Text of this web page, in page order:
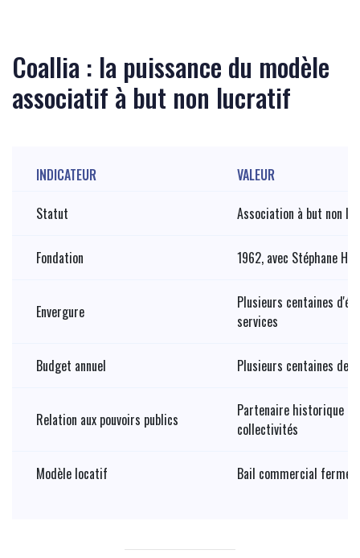
Coallia : la puissance du modèle
associatif à but non lucratif
INDICATEUR
VALEUR
Statut
Association à but non
Fondation 1962, avec Stéphane
Envergure
Plusieurs centaines
services
Budget annuel Plusieurs centaines de
Relation aux pouvoirs publics
Partenaire historique
collectivités
Modèle locatif Bail commercial ferme